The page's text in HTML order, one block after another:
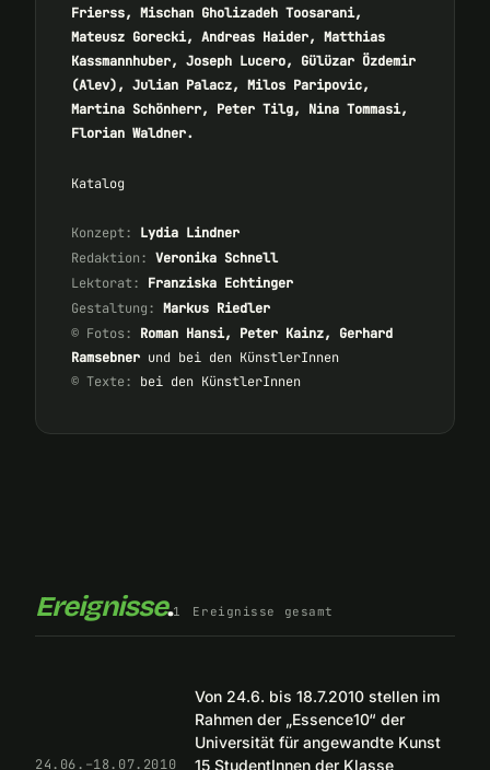
Frierss, Mischan Gholizadeh Toosarani,
Mateusz Gorecki, Andreas Haider, Matthias
Kassmannhuber, Joseph Lucero, Gülüzar Özdemir
(Alev), Julian Palacz, Milos Paripovic,
Martina Schönherr, Peter Tilg, Nina Tommasi,
Florian Waldner.
Katalog
Konzept:
Lydia Lindner
Redaktion: Veronika Schnell
Lektorat:
Franziska Echtinger
Gestaltung: Markus Riedler
© Fotos:
Roman Hansi, Peter Kainz, Gerhard
Ramsebner und bei den KünstlerInnen
© Texte:
bei den KünstlerInnen
Ereignisse.1 Ereignisse gesamt
24.06.–18.07.2010
Von 24.6. bis 18.7.2010 stellen im
Rahmen der „Essence10“ der
Universität für angewandte Kunst
15 StudentInnen der Klasse